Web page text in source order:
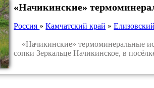
«Начикинские»
Россия »Камчатский край »
«Начикинские» термоминеральные
сопки Зеркальце Начикинское, в